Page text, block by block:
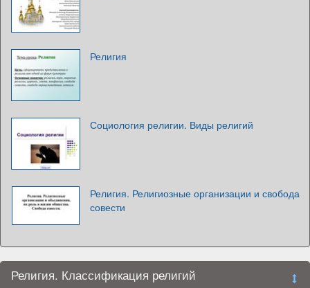
Религия
Социология религии. Виды религий
Религия. Религиозные организации и свобода
совести
Религия. Классификация религий